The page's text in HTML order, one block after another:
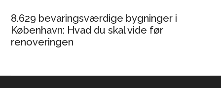
8.629 bevaringsværdige bygninger i
København: Hvad du skal vide før
renoveringen